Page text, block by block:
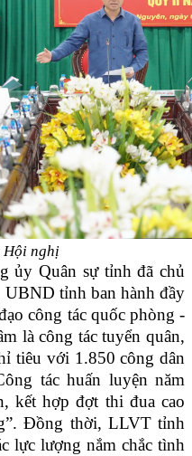
Hội nghị
ủy Quân sự tỉnh đã chủ
tỉnh ban hành đầy
công tác quốc phòng -
là công tác tuyển quân,
tiêu với 1.850 công dân
tác huấn luyện năm
kết hợp đợt thi đua cao
Đồng thời, LLVT tỉnh
lực lượng nắm chắc tình